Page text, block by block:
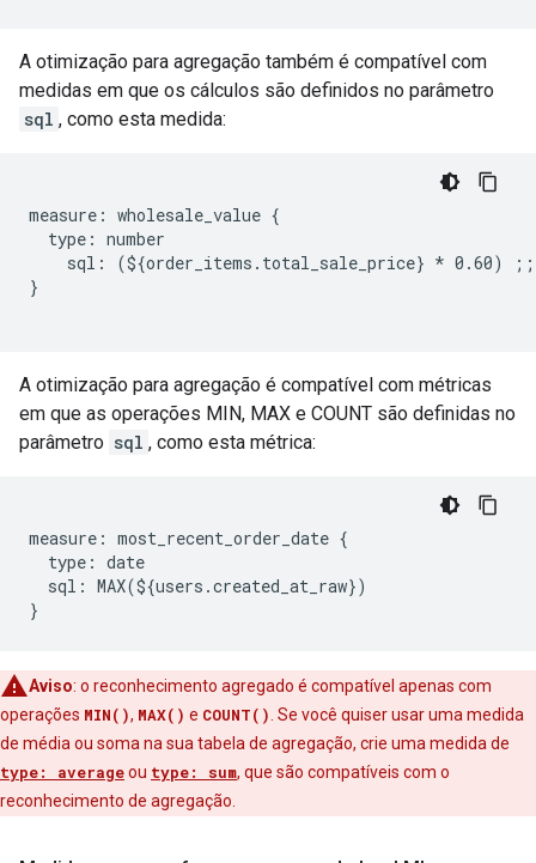
A otimização para agregação também é compatível com
medidas em que os cálculos são definidos no parâmetro
sql , como esta medida:
measure: wholesale_value {
  type: number
    sql: (${order_items.total_sale_price} * 0.60) ;;
}
A otimização para agregação é compatível com métricas
em que as operações MIN, MAX e COUNT são definidas no
parâmetro sql , como esta métrica:
measure: most_recent_order_date {
  type: date
  sql: MAX(${users.created_at_raw})
Aviso: o reconhecimento agregado é compatível apenas com
operações MIN(), MAX() e COUNT(). Se você quiser usar uma medida
de média ou soma na sua tabela de agregação, crie uma medida de
type: averageou type: sum, que são compatíveis com o
reconhecimento de agregação.